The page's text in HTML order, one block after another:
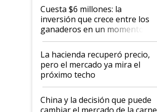
Cuesta $6 millones: la
inversión que crece entre los
ganaderos en un momento
histórico para la actividad
La hacienda recuperó precio,
pero el mercado ya mira el
próximo techo
China y la decisión que puede